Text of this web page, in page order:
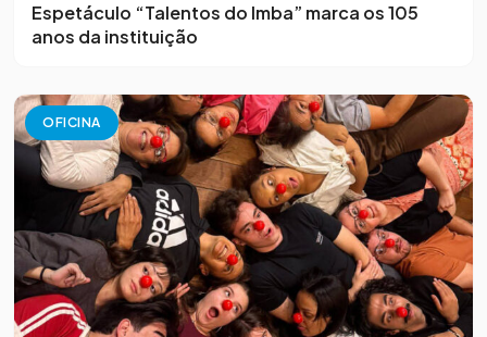
Espetáculo “Talentos do Imba” marca os 105
anos da instituição
OFICINA